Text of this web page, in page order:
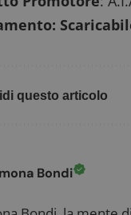
questo articolo
Bondi